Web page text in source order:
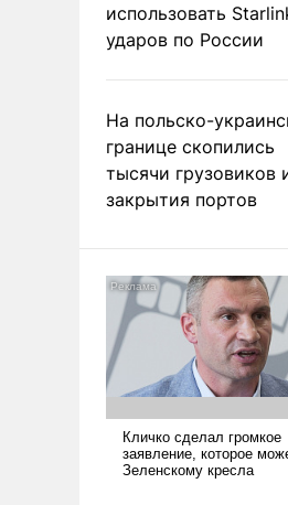
использовать
ударов по России
На польско-
границе скопились
тысячи грузовиков
закрытия портов